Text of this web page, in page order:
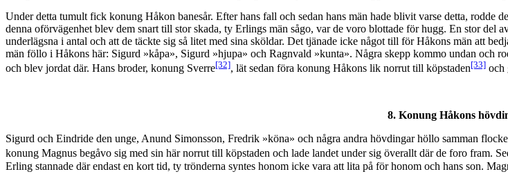
Under detta tumult fick konung Håkon banesår. Efter hans fall och sedan hans män hade blivit varse detta, rodde
denna oförvägenhet blev dem snart till stor skada, ty Erlings män sågo, var de voro blottade för hugg. En stor
underlägsna i antal och att de täckte sig så litet med sina sköldar. Det tjänade icke något till för Håkons män att
män föllo i Håkons här: Sigurd »kåpa», Sigurd »hjupa» och Ragnvald »kunta». Några skepp kommo undan och
och blev jordat där. Hans broder, konung Sverre[32], lät sedan föra konung Håkons lik norrut till köpstaden[33] och
8. Konung Håkons
Sigurd och Eindride den unge, Anund Simonsson, Fredrik »köna» och några andra hövdingar höllo samman
konung Magnus begåvo sig med sin här norrut till köpstaden och lade landet under sig överallt där de foro fram.
Erling stannade där endast en kort tid, ty trönderna syntes honom icke vara att lita på för honom och hans son.